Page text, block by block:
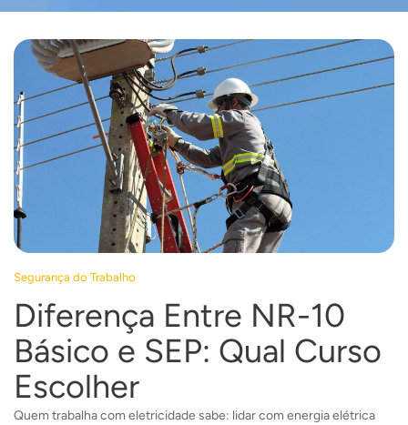
Segurança do Trabalho
Diferença Entre NR-10
Básico e SEP: Qual Curso
Escolher
Quem trabalha com eletricidade sabe: lidar com energia elétrica